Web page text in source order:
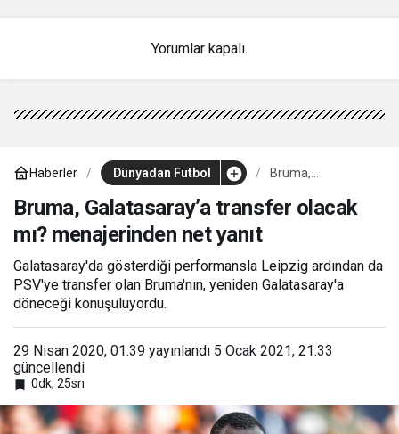
Yorumlar kapalı.
Haberler Dünyadan Futbol
Bruma,
transfer olacak
mı? menajerinden
Bruma, Galatasaray’a transfer olacak
mı? menajerinden net yanıt
Galatasaray'da gösterdiği performansla Leipzig ardından da
PSV'ye transfer olan Bruma'nın, yeniden Galatasaray'a
döneceği konuşuluyordu.
29 Nisan 2020, 01:39 yayınlandı 5 Ocak 2021, 21:33
güncellendi
0dk, 25sn